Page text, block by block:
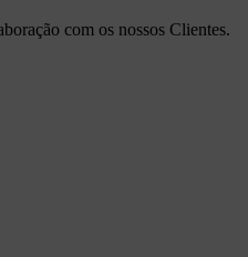
com os nossos Clientes.